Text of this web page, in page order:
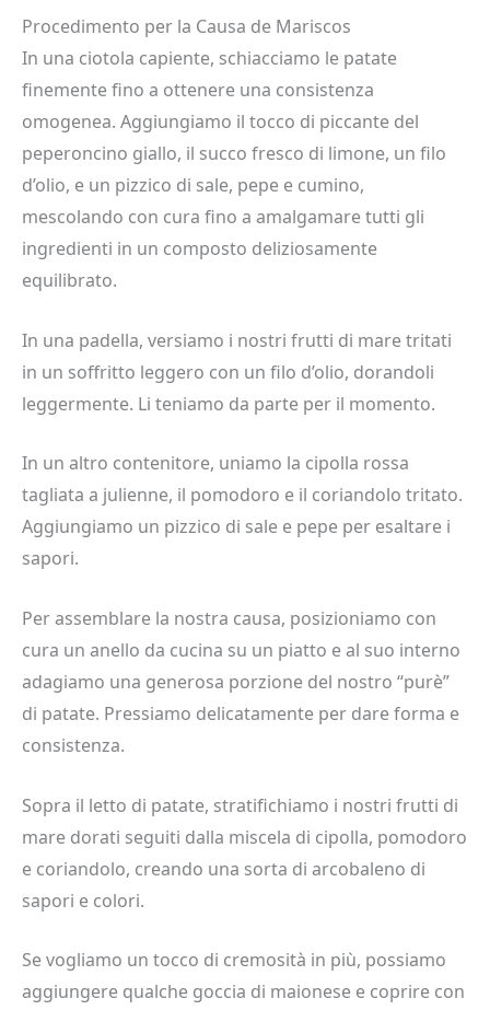
Procedimento per la Causa de Mariscos
In una ciotola capiente, schiacciamo le patate
finemente fino a ottenere una consistenza
omogenea. Aggiungiamo il tocco di piccante del
peperoncino giallo, il succo fresco di limone, un filo
d’olio, e un pizzico di sale, pepe e cumino,
mescolando con cura fino a amalgamare tutti gli
ingredienti in un composto deliziosamente
equilibrato.
In una padella, versiamo i nostri frutti di mare tritati
in un soffritto leggero con un filo d’olio, dorandoli
leggermente. Li teniamo da parte per il momento.
In un altro contenitore, uniamo la cipolla rossa
tagliata a julienne, il pomodoro e il coriandolo tritato.
Aggiungiamo un pizzico di sale e pepe per esaltare i
sapori.
Per assemblare la nostra causa, posizioniamo con
cura un anello da cucina su un piatto e al suo interno
adagiamo una generosa porzione del nostro “purè”
di patate. Pressiamo delicatamente per dare forma e
consistenza.
Sopra il letto di patate, stratifichiamo i nostri frutti di
mare dorati seguiti dalla miscela di cipolla, pomodoro
e coriandolo, creando una sorta di arcobaleno di
sapori e colori.
Se vogliamo un tocco di cremosità in più, possiamo
aggiungere qualche goccia di maionese e coprire con